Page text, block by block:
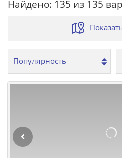
Найдено: 135 из 135